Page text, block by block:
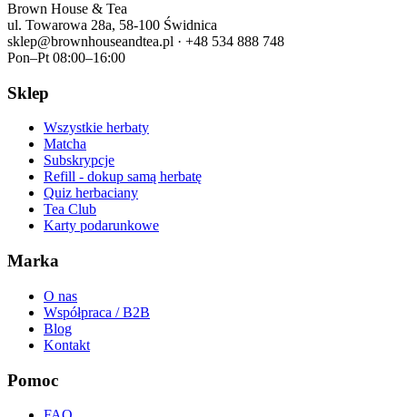
Brown House & Tea
ul. Towarowa 28a, 58-100 Świdnica
sklep@brownhouseandtea.pl · +48 534 888 748
Pon–Pt 08:00–16:00
Sklep
Wszystkie herbaty
Matcha
Subskrypcje
Refill - dokup samą herbatę
Quiz herbaciany
Tea Club
Karty podarunkowe
Marka
O nas
Współpraca / B2B
Blog
Kontakt
Pomoc